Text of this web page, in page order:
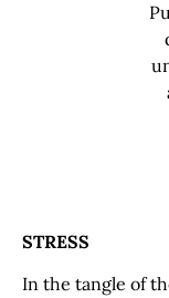
STRESS
In the tangle of